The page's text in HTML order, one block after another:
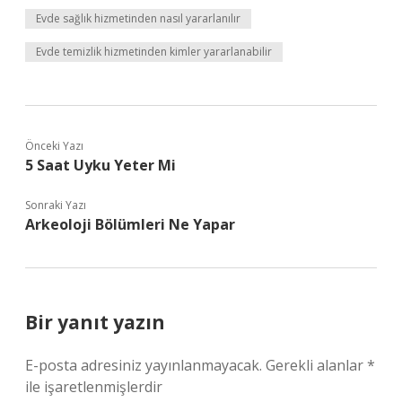
Evde sağlık hizmetinden nasıl yararlanılır
Evde temizlik hizmetinden kimler yararlanabilir
Önceki Yazı
5 Saat Uyku Yeter Mi
Sonraki Yazı
Arkeoloji Bölümleri Ne Yapar
Bir yanıt yazın
E-posta adresiniz yayınlanmayacak. Gerekli alanlar*
ile işaretlenmişlerdir